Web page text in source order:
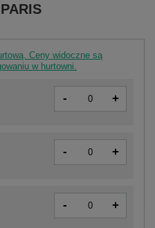
Ceny widoczne są
w hurtowni.
- +
- +
- +